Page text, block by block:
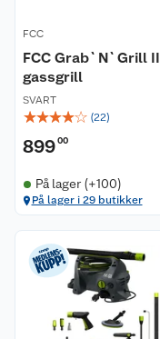
FCC
FCC Grab`N`Grill II
gassgrill
SVART
☆☆☆☆☆ (22)
89900
På lager (+100)
På lager i 29 butikker